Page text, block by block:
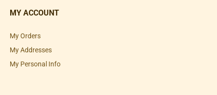
MY ACCOUNT
My Orders
My Addresses
My Personal Info